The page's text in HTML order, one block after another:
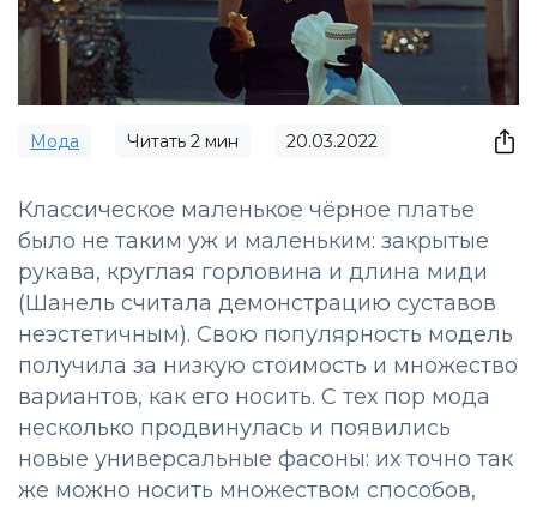
Мода Читать 2 мин 20.03.2022
Классическое маленькое чёрное платье
было не таким уж и маленьким: закрытые
рукава, круглая горловина и длина миди
(Шанель считала демонстрацию суставов
неэстетичным). Свою популярность модель
получила за низкую стоимость и множество
вариантов, как его носить. С тех пор мода
несколько продвинулась и появились
новые универсальные фасоны: их точно так
же можно носить множеством способов,